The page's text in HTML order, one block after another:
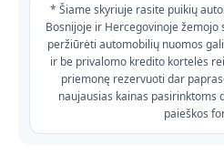
* Šiame skyriuje rasite puikių
Bosnijoje ir Hercegovinoje žemojo
peržiūrėti automobilių nuomos
ir be privalomo kredito kortelės
priemonę rezervuoti dar
naujausias kainas pasirinktoms
paieškos